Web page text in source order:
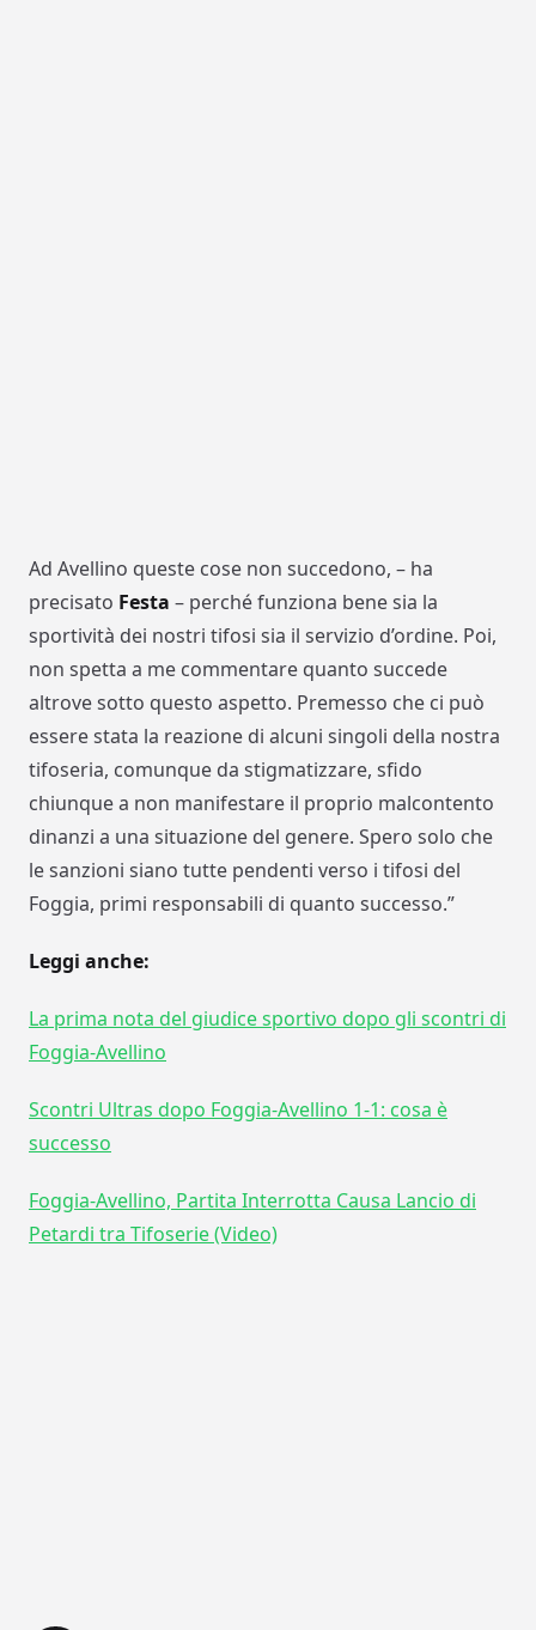
Ad Avellino queste cose non succedono, – ha
precisato Festa – perché funziona bene sia la
sportività dei nostri tifosi sia il servizio d’ordine. Poi,
non spetta a me commentare quanto succede
altrove sotto questo aspetto. Premesso che ci può
essere stata la reazione di alcuni singoli della nostra
tifoseria, comunque da stigmatizzare, sfido
chiunque a non manifestare il proprio malcontento
dinanzi a una situazione del genere. Spero solo che
le sanzioni siano tutte pendenti verso i tifosi del
Foggia, primi responsabili di quanto successo.”
Leggi anche:
La prima nota del giudice sportivo dopo gli scontri di
Foggia-Avellino
Scontri Ultras dopo Foggia-Avellino 1-1: cosa è
successo
Foggia-Avellino, Partita Interrotta Causa Lancio di
Petardi tra Tifoserie (Video)